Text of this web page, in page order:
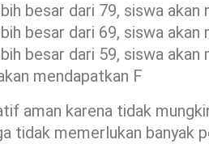
besar dari 79, siswa akan
besar dari 69, siswa akan
besar dari 59, siswa akan
mendapatkan F
aman karena tidak
tidak memerlukan banyak